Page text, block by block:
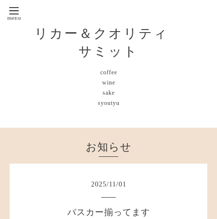
リカー＆クオリティ
サミット
coffee
wine
sake
syoutyu
お知らせ
2025/11/01
バスカー揃ってます